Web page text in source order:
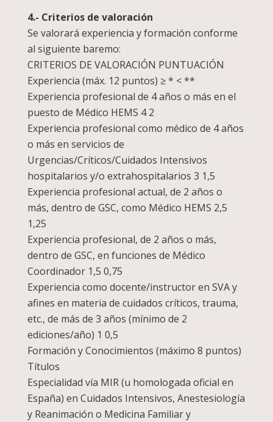
4.- Criterios de valoración
Se valorará experiencia y formación conforme
al siguiente baremo:
CRITERIOS DE VALORACIÓN PUNTUACIÓN
Experiencia (máx. 12 puntos) ≥ * < **
Experiencia profesional de 4 años o más en el
puesto de Médico HEMS 4 2
Experiencia profesional como médico de 4 años
o más en servicios de
Urgencias/Críticos/Cuidados Intensivos
hospitalarios y/o extrahospitalarios 3 1,5
Experiencia profesional actual, de 2 años o
más, dentro de GSC, como Médico HEMS 2,5
1,25
Experiencia profesional, de 2 años o más,
dentro de GSC, en funciones de Médico
Coordinador 1,5 0,75
Experiencia como docente/instructor en SVA y
afines en materia de cuidados críticos, trauma,
etc., de más de 3 años (mínimo de 2
ediciones/año) 1 0,5
Formación y Conocimientos (máximo 8 puntos)
Títulos
Especialidad vía MIR (u homologada oficial en
España) en Cuidados Intensivos, Anestesiología
y Reanimación o Medicina Familiar y